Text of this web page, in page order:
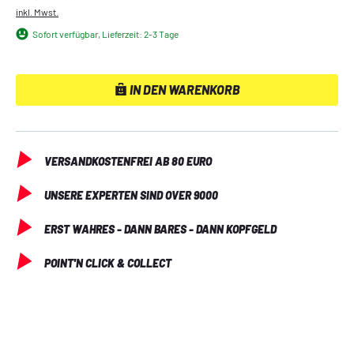
inkl. Mwst.
Sofort verfügbar, Lieferzeit: 2-3 Tage
IN DEN WARENKORB
VERSANDKOSTENFREI AB 80 EURO
UNSERE EXPERTEN SIND OVER 9000
ERST WAHRES - DANN BARES - DANN KOPFGELD
POINT'N CLICK & COLLECT